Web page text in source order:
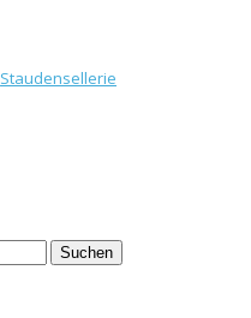
Staudensellerie